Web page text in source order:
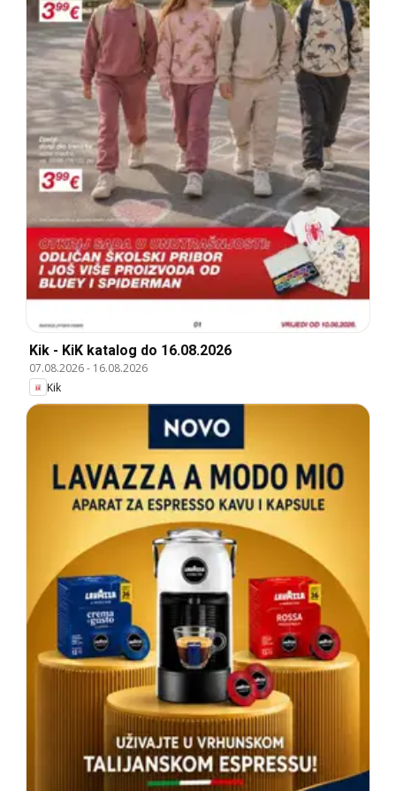
Kik - KiK katalog do 16.08.2026
07.08.2026- 16.08.2026
Kik